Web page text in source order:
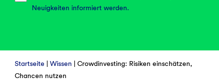
Neuigkeiten informiert werden.
Startseite Wissen
Crowd­investing: Risiken ein­schätzen,
Chancen nutzen